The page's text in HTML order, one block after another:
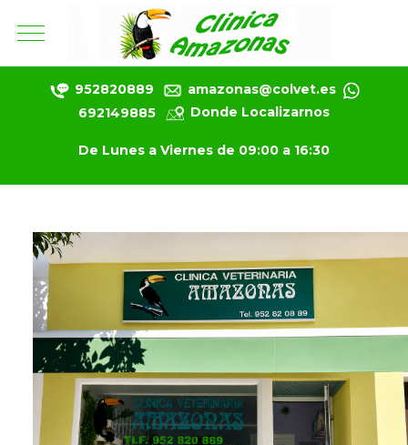
Mobile Menu Toggle
952820889
amazonas@colvet.es
692149885
Donde Localizarnos
De Lunes a Viernes de 09:00 a 16:30